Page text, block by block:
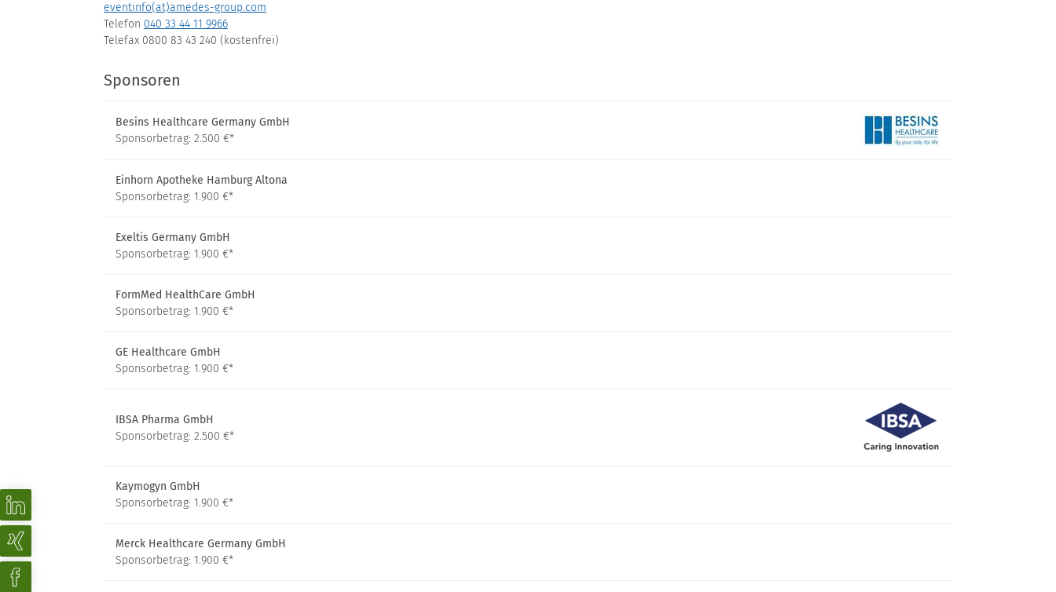
eventinfo(at)amedes-group.com
Telefon 040 33 44 11 9966
Telefax 0800 83 43 240 (kostenfrei)
Sponsoren
Besins Healthcare Germany GmbH
Sponsorbetrag: 2.500 €*
Einhorn Apotheke Hamburg Altona
Sponsorbetrag: 1.900 €*
Exeltis Germany GmbH
Sponsorbetrag: 1.900 €*
FormMed HealthCare GmbH
Sponsorbetrag: 1.900 €*
GE Healthcare GmbH
Sponsorbetrag: 1.900 €*
IBSA Pharma GmbH
Sponsorbetrag: 2.500 €*
Kaymogyn GmbH
Sponsorbetrag: 1.900 €*
Merck Healthcare Germany GmbH
Sponsorbetrag: 1.900 €*